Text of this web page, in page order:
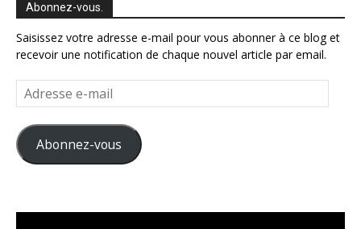
Abonnez-vous.
Saisissez votre adresse e-mail pour vous abonner à ce blog et
recevoir une notification de chaque nouvel article par email.
Adresse
e-
mail
Abonnez-vous